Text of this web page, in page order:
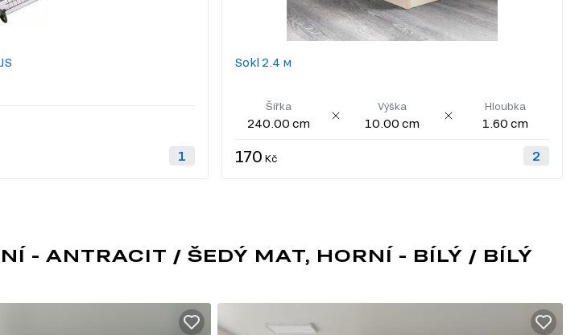
Sokl 2.4 м
Šířka
240.00 cm
Výška
10.00 cm
Hloubka
1.60 cm
170 Kč
- ANTRACIT / ŠEDÝ MAT, HORNÍ - BÍLÝ / BÍLÝ